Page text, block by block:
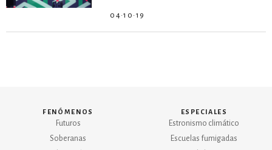
04·10·19
fenómenos
Futuros
Soberanas
especiales
Estronismo climático
Escuelas fumigadas